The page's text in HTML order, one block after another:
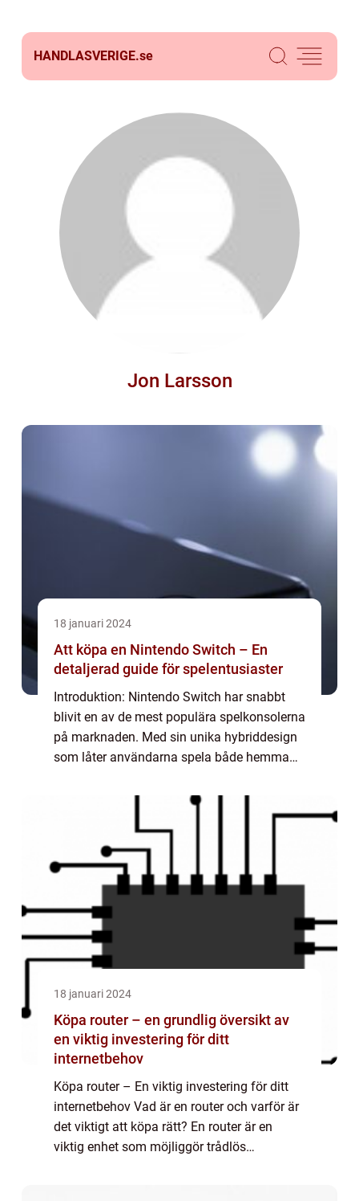
HANDLASVERIGE.se
Jon Larsson
18 januari 2024
Att köpa en Nintendo Switch – En
detaljerad guide för spelentusiaster
Introduktion: Nintendo Switch har snabbt
blivit en av de mest populära spelkonsolerna
på marknaden. Med sin unika hybriddesign
som låter användarna spela både hemma
åldrar och blivit ett måste för alla spel...
18 januari 2024
Köpa router – en grundlig översikt av
en viktig investering för ditt
internetbehov
Köpa router – En viktig investering för ditt
internetbehov Vad är en router och varför är
det viktigt att köpa rätt? En router är en
viktig enhet som möjliggör trådlös